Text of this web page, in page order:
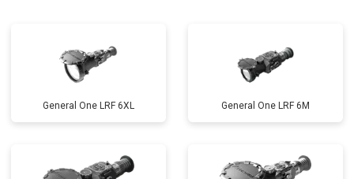
General One LRF 6XL General One LRF 6M